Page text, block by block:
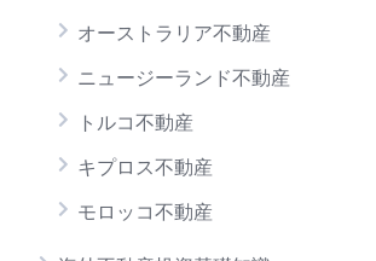
オーストラリア不動産
ニュージーランド不動産
トルコ不動産
キプロス不動産
モロッコ不動産